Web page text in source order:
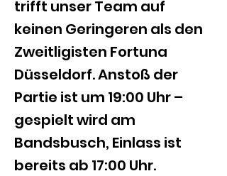
trifft unser Team auf
keinen Geringeren als den
Zweitligisten Fortuna
Düsseldorf. Anstoß der
Partie ist um 19:00 Uhr –
gespielt wird am
Bandsbusch, Einlass ist
bereits ab 17:00 Uhr.